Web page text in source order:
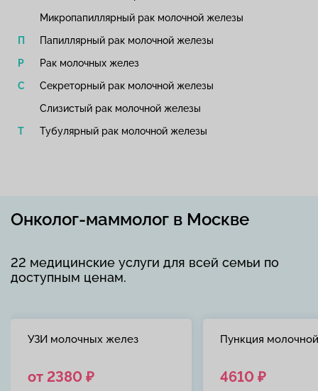
Микропапиллярный рак молочной железы​
Папиллярный рак молочной железы​
Рак молочных желез
Секреторный рак молочной железы
Слизистый рак молочной железы
Тубулярный рак молочной железы​
Онколог-маммолог в Москве
22 медицинские услуги для всей семьи по
доступным ценам.
УЗИ молочных желез
от 2380 ₽
Пункция
4610 ₽